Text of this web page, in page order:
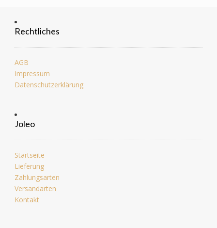
Rechtliches
AGB
Impressum
Datenschutzerklärung
Joleo
Startseite
Lieferung
Zahlungsarten
Versandarten
Kontakt